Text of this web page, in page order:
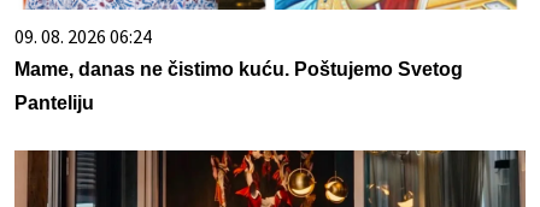
09. 08. 2026 06:24
Mame, danas ne čistimo kuću. Poštujemo Svetog
Panteliju